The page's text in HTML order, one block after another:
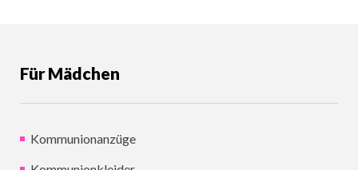
Für Mädchen
Kommunionanzüge